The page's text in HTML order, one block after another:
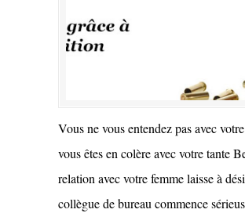
Vous ne vous entendez pas avec
vous êtes en colère avec votre tante
relation avec votre femme laisse à
collègue de bureau commence